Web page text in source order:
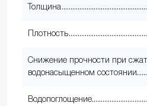
Толщина
Плотность
Снижение прочности при
водонасыщенном состоянии
Водопоглощение